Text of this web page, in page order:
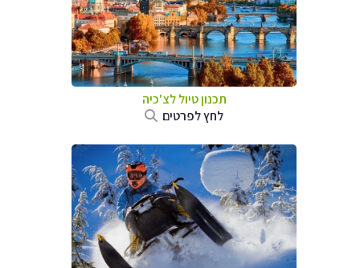
תכנון טיול לצ'כיה
לחץ לפרטים